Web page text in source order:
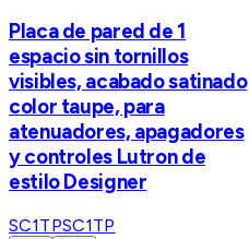
Placa de pared de 1
espacio sin tornillos
visibles, acabado satinado
color taupe, para
atenuadores, apagadores
y controles Lutron de
estilo Designer
SC1TPSC1TP